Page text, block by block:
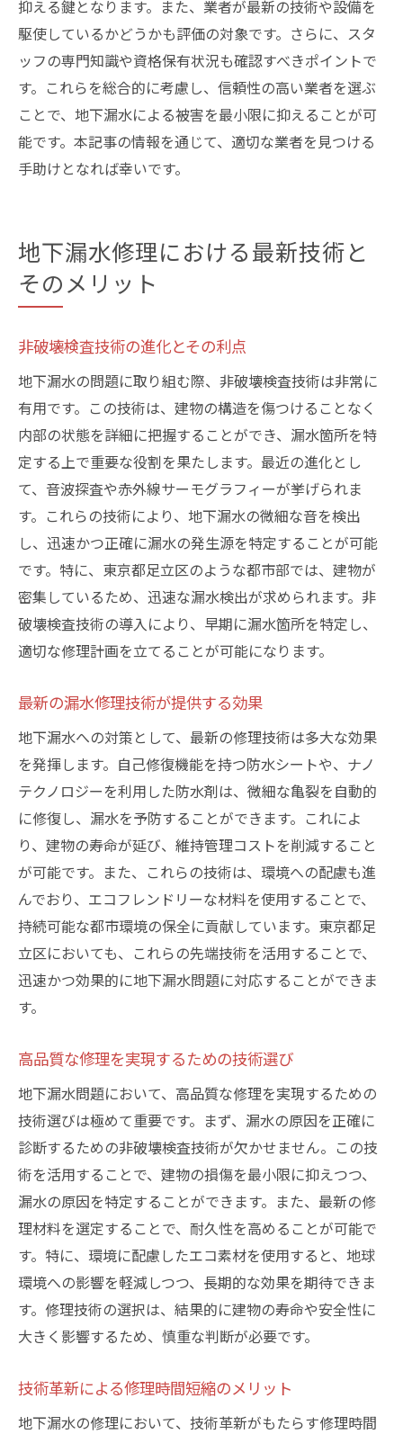
抑える鍵となります。また、業者が最新の技術や設備を
駆使しているかどうかも評価の対象です。さらに、スタ
ッフの専門知識や資格保有状況も確認すべきポイントで
す。これらを総合的に考慮し、信頼性の高い業者を選ぶ
ことで、地下漏水による被害を最小限に抑えることが可
能です。本記事の情報を通じて、適切な業者を見つける
手助けとなれば幸いです。
地下漏水修理における最新技術と
そのメリット
非破壊検査技術の進化とその利点
地下漏水の問題に取り組む際、非破壊検査技術は非常に
有用です。この技術は、建物の構造を傷つけることなく
内部の状態を詳細に把握することができ、漏水箇所を特
定する上で重要な役割を果たします。最近の進化とし
て、音波探査や赤外線サーモグラフィーが挙げられま
す。これらの技術により、地下漏水の微細な音を検出
し、迅速かつ正確に漏水の発生源を特定することが可能
です。特に、東京都足立区のような都市部では、建物が
密集しているため、迅速な漏水検出が求められます。非
破壊検査技術の導入により、早期に漏水箇所を特定し、
適切な修理計画を立てることが可能になります。
最新の漏水修理技術が提供する効果
地下漏水への対策として、最新の修理技術は多大な効果
を発揮します。自己修復機能を持つ防水シートや、ナノ
テクノロジーを利用した防水剤は、微細な亀裂を自動的
に修復し、漏水を予防することができます。これによ
り、建物の寿命が延び、維持管理コストを削減すること
が可能です。また、これらの技術は、環境への配慮も進
んでおり、エコフレンドリーな材料を使用することで、
持続可能な都市環境の保全に貢献しています。東京都足
立区においても、これらの先端技術を活用することで、
迅速かつ効果的に地下漏水問題に対応することができま
す。
高品質な修理を実現するための技術選び
地下漏水問題において、高品質な修理を実現するための
技術選びは極めて重要です。まず、漏水の原因を正確に
診断するための非破壊検査技術が欠かせません。この技
術を活用することで、建物の損傷を最小限に抑えつつ、
漏水の原因を特定することができます。また、最新の修
理材料を選定することで、耐久性を高めることが可能で
す。特に、環境に配慮したエコ素材を使用すると、地球
環境への影響を軽減しつつ、長期的な効果を期待できま
す。修理技術の選択は、結果的に建物の寿命や安全性に
大きく影響するため、慎重な判断が必要です。
技術革新による修理時間短縮のメリット
地下漏水の修理において、技術革新がもたらす修理時間